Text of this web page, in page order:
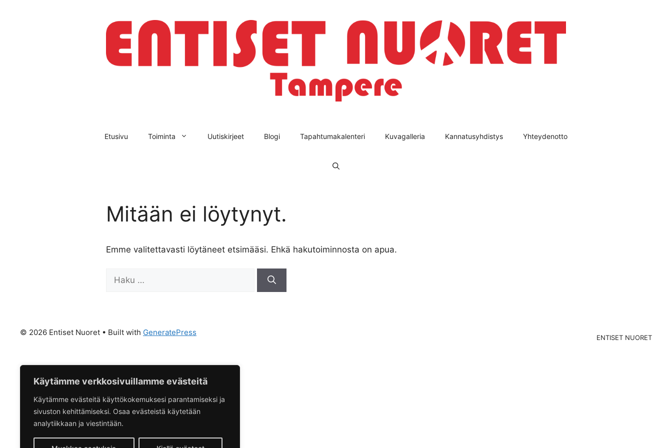
Käytämme verkkosivuillamme evästeitä
Käytämme evästeitä käyttökokemuksesi parantamiseksi ja
sivuston kehittämiseksi. Osaa evästeistä käytetään
analytiikkaan ja viestintään.
Etusivu Toiminta Uutiskirjeet Blogi Tapahtumakalenteri Kuvagalleria Kannatusyhdistys Yhteydenotto
Mitään ei löytynyt.
Emme valitettavasti löytäneet etsimääsi. Ehkä hakutoiminnosta on apua.
Haku:
ENTISET NUORET
© 2026 Entiset Nuoret • Built with GeneratePress